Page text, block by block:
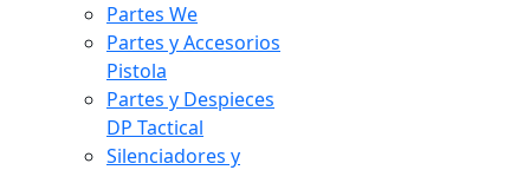
Partes We
Partes y Accesorios
Pistola
Partes y Despieces
DP Tactical
Silenciadores y